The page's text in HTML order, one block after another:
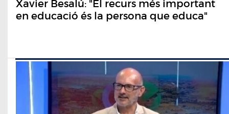
Xavier Besalú: "El recurs més important
en educació és la persona que educa"